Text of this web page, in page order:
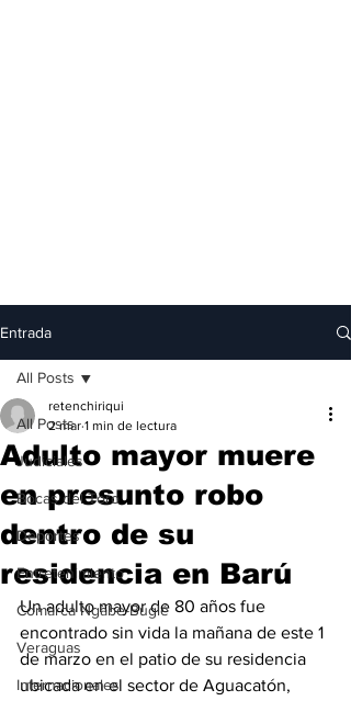
Entrada
All Posts
Judiciales
Bocas del Toro
Deportes
Entretenimiento
Comarca Ngäbe-Buglé
Veraguas
Internacionales
All Posts
Adulto mayor muere
en presunto robo
dentro de su
residencia en Barú
retenchiriqui
2 mar 1 min de lectura
Un adulto mayor de 80 años fue
encontrado sin vida la mañana de este 1
de marzo en el patio de su residencia
ubicada en el sector de Aguacatón,